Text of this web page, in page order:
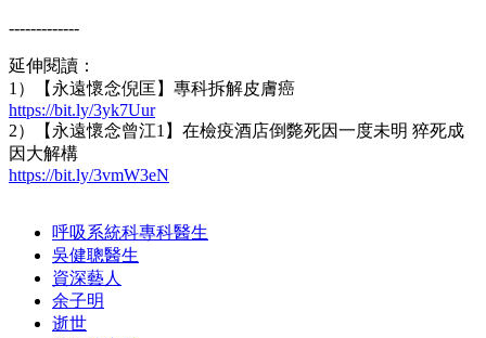
-------------
延伸閱讀：
1）【永遠懷念倪匡】專科拆解皮膚癌
https://bit.ly/3yk7Uur
2）【永遠懷念曾江1】在檢疫酒店倒斃死因一度未明 猝死成
因大解構
https://bit.ly/3vmW3eN
呼吸系統科專科醫生
吳健聰醫生
資深藝人
余子明
逝世